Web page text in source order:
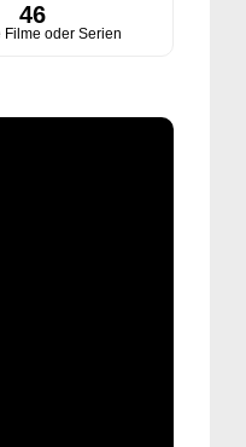
46
Filme oder Serien